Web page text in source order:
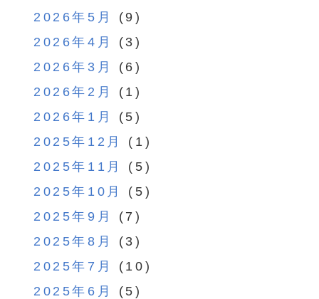
2026年5月
(9)
2026年4月
(3)
2026年3月
(6)
2026年2月
(1)
2026年1月
(5)
2025年12月
(1)
2025年11月
(5)
2025年10月
(5)
2025年9月
(7)
2025年8月
(3)
2025年7月
(10)
2025年6月
(5)